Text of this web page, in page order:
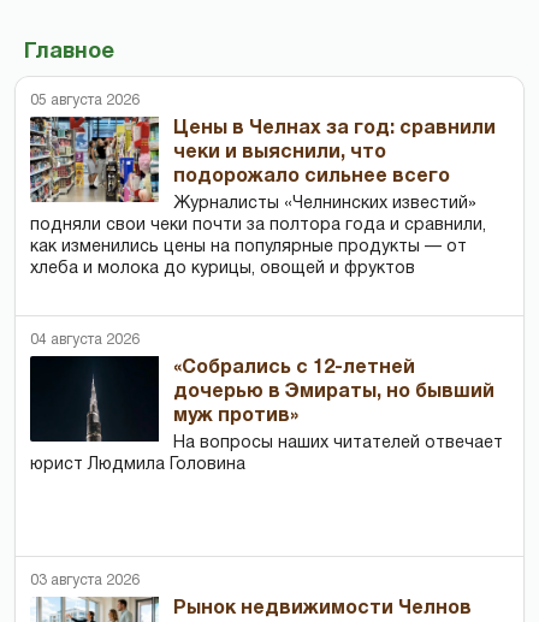
Главное
05 августа 2026
Цены в Челнах за год: сравнили
чеки и выяснили, что
подорожало сильнее всего
Журналисты «Челнинских известий»
подняли свои чеки почти за полтора года и сравнили,
как изменились цены на популярные продукты — от
хлеба и молока до курицы, овощей и фруктов
04 августа 2026
«Собрались с 12-летней
дочерью в Эмираты, но бывший
муж против»
На вопросы наших читателей отвечает
юрист Людмила Головина
03 августа 2026
Рынок недвижимости Челнов